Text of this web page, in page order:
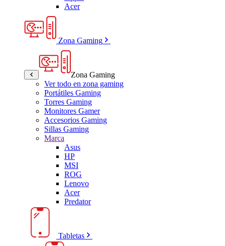
Acer
Zona Gaming
Zona Gaming
Ver todo en zona gaming
Portátiles Gaming
Torres Gaming
Monitores Gamer
Accesorios Gaming
Sillas Gaming
Marca
Asus
HP
MSI
ROG
Lenovo
Acer
Predator
Tabletas